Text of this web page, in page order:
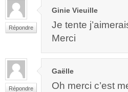
Répondre
Ginie Vieuille
Je tente
Merci
Répondre
Gaëlle
Oh merci c’est